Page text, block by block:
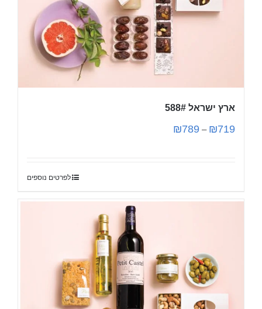
ארץ ישראל 588#
₪719
–
₪789
לפרטים נוספים